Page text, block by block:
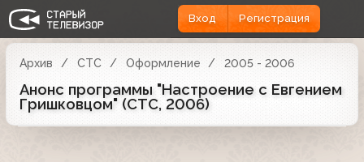
Вход Регистрация
Архив СТС Оформление 2005 - 2006
Анонс программы "Настроение с Евгением
Гришковцом" (СТС, 2006)